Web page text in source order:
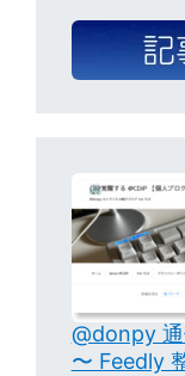
@donpy 通
〜 Feedly